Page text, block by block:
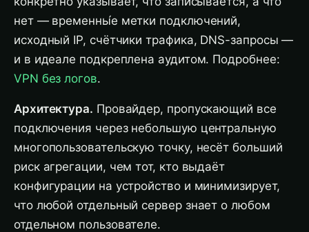
нет — временны́е метки подключений,
исходный IP, счётчики трафика, DNS-запросы —
и в идеале подкреплена аудитом. Подробнее:
VPN без логов.
Архитектура. Провайдер, пропускающий все
подключения через небольшую центральную
многопользовательскую точку, несёт больший
риск агрегации, чем тот, кто выдаёт
конфигурации на устройство и минимизирует,
что любой отдельный сервер знает о любом
отдельном пользователе.